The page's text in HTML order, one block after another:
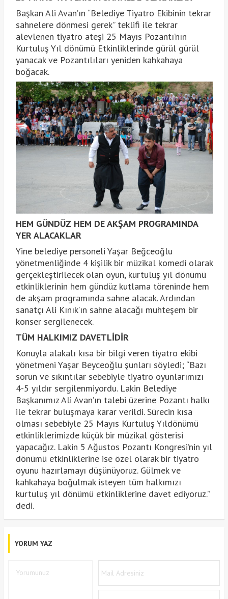
Başkan Ali Avan’ın “Belediye Tiyatro Ekibinin tekrar
sahnelere dönmesi gerek” teklifi ile tekrar
alevlenen tiyatro ateşi 25 Mayıs Pozantı’nın
Kurtuluş Yıl dönümü Etkinliklerinde gürül gürül
yanacak ve Pozantılıları yeniden kahkahaya
boğacak.
HEM GÜNDÜZ HEM DE AKŞAM PROGRAMINDA
YER ALACAKLAR
Yine belediye personeli Yaşar Beğceoğlu
yönetmenliğinde 4 kişilik bir müzikal komedi olarak
gerçekleştirilecek olan oyun, kurtuluş yıl dönümü
etkinliklerinin hem gündüz kutlama töreninde hem
de akşam programında sahne alacak. Ardından
sanatçı Ali Kınık’ın sahne alacağı muhteşem bir
konser sergilenecek.
TÜM HALKIMIZ DAVETLİDİR
Konuyla alakalı kısa bir bilgi veren tiyatro ekibi
yönetmeni Yaşar Beyceoğlu şunları söyledi; “Bazı
sorun ve sıkıntılar sebebiyle tiyatro oyunlarımızı
4-5 yıldır sergilenmiyordu. Lakin Belediye
Başkanımız Ali Avan’ın talebi üzerine Pozantı halkı
ile tekrar buluşmaya karar verildi. Sürecin kısa
olması sebebiyle 25 Mayıs Kurtuluş Yıldönümü
etkinliklerimizde küçük bir müzikal gösterisi
yapacağız. Lakin 5 Ağustos Pozantı Kongresi’nin yıl
dönümü etkinliklerine ise özel olarak bir tiyatro
oyunu hazırlamayı düşünüyoruz. Gülmek ve
kahkahaya boğulmak isteyen tüm halkımızı
kurtuluş yıl dönümü etkinliklerine davet ediyoruz.”
dedi.
YORUM YAZ